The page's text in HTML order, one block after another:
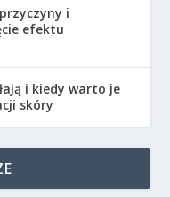
i
efektu
i kiedy warto je
skóry